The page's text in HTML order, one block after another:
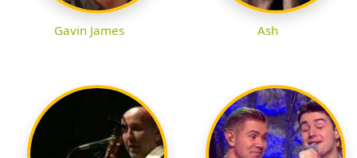
Gavin James Ash